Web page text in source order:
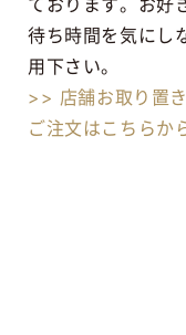
待ち時間を気にし
用下さい。
>> 店舗お取り置
ご注文はこちらか